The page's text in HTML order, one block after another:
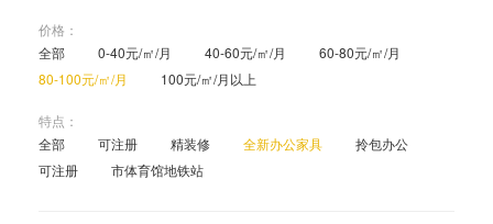
价格：
全部
0-40元/㎡/月 40-60元/㎡/月
60-80元/㎡/月
80-100元/㎡/月
100元/㎡/月以上
特点：
全部
可注册 精装修 全新办公家具
拎包办公
可注册
市体育馆地铁站